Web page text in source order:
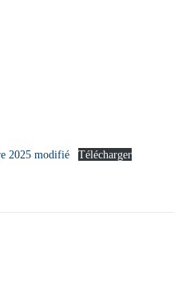
2025 modifié Télécharger